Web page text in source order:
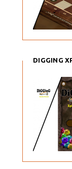
DIGGING